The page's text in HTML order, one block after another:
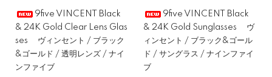
9five VINCENT Black
& 24K Gold Clear Lens Glas
ses ヴィンセント / ブラック
&ゴールド / 透明レンズ / ナイ
ンファイブ
9five VINCENT Black
& 24K Gold Sunglasses ヴ
ィンセント / ブラック&ゴール
ド / サングラス / ナインファイ
ブ